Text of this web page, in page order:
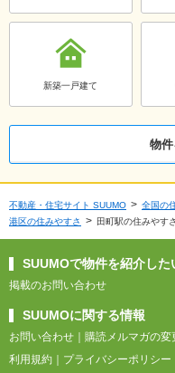
新築一戸建て
物
不動産・住宅サイト SUUMO 全国の
港区の住みやすさ
田町駅の住みやすさ
SUUMOで物件を紹介した
掲載のお問い合わせ
SUUMOに関する情報
お問い合わせ
購読メルマガの変
利用規約
プライバシーポリシー